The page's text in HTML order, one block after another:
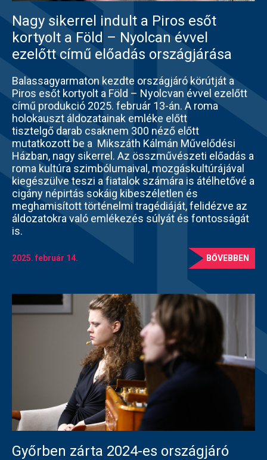
Nagy sikerrel indult a Piros esőt
kortyolt a Föld – Nyolcan évvel
ezelőtt című előadás országjárása
Balassagyarmaton kezdte országjáró körútját a
Piros esőt kortyolt a Föld – Nyolcvan évvel ezelőtt
című produkció 2025. február 13-án. A roma
holokauszt áldozatainak emléke előtt
tisztelgő darab csaknem 300 néző előtt
mutatkozott be a Mikszáth Kálmán Művelődési
Házban, nagy sikerrel. Az összművészeti előadás a
roma kultúra szimbólumaival, mozgáskultúrájával
kiegészülve teszi a fiatalok számára is átélhetővé a
cigány népirtás sokáig kibeszéletlen és
meghamisított történelmi tragédiáját, felidézve az
áldozatokra való emlékezés súlyát és fontosságát
is.
2025. február 14. BŐVEBBEN
Győrben zárta 2024-es országjáró